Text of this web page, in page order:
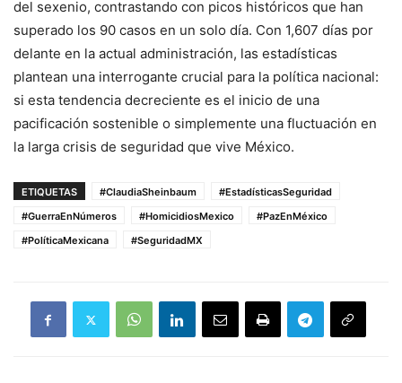
del sexenio, contrastando con picos históricos que han
superado los 90 casos en un solo día. Con 1,607 días por
delante en la actual administración, las estadísticas
plantean una interrogante crucial para la política nacional:
si esta tendencia decreciente es el inicio de una
pacificación sostenible o simplemente una fluctuación en
la larga crisis de seguridad que vive México.
ETIQUETAS #ClaudiaSheinbaum
#EstadísticasSeguridad
#GuerraEnNúmeros
#HomicidiosMexico
#PazEnMéxico
#PolíticaMexicana
#SeguridadMX